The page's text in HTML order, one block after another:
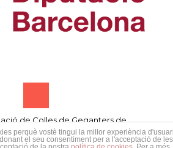
de Colles de Geganters de
bySamsó publicitat creativa
perquè vostè tingui la millor experiència
el seu consentiment per a l'acceptació de les